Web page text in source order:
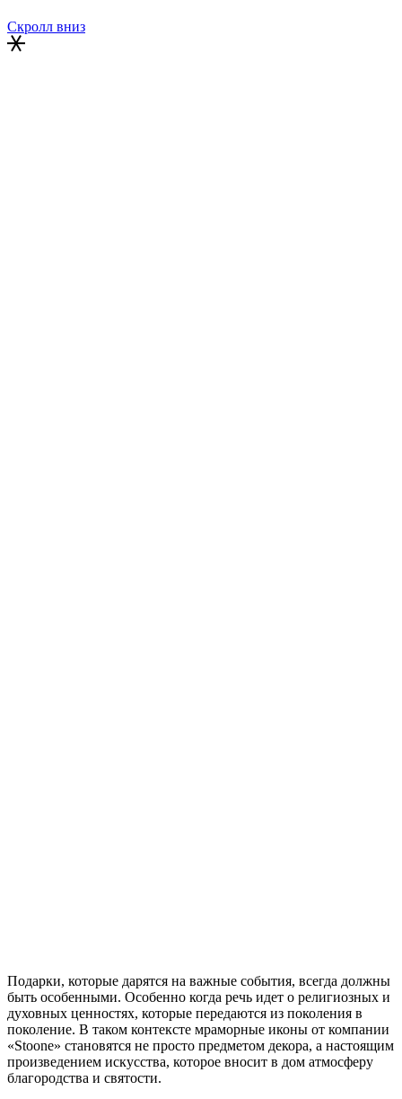
Скролл вниз
Подарки, которые дарятся на важные события, всегда должны
быть особенными. Особенно когда речь идет о религиозных и
духовных ценностях, которые передаются из поколения в
поколение. В таком контексте мраморные иконы от компании
«Stoone» становятся не просто предметом декора, а настоящим
произведением искусства, которое вносит в дом атмосферу
благородства и святости.